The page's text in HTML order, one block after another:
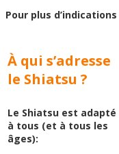
Pour plus d’indications
À qui s’adresse
le Shiatsu ?
Le Shiatsu est adapté
à tous (et à tous les
âges):